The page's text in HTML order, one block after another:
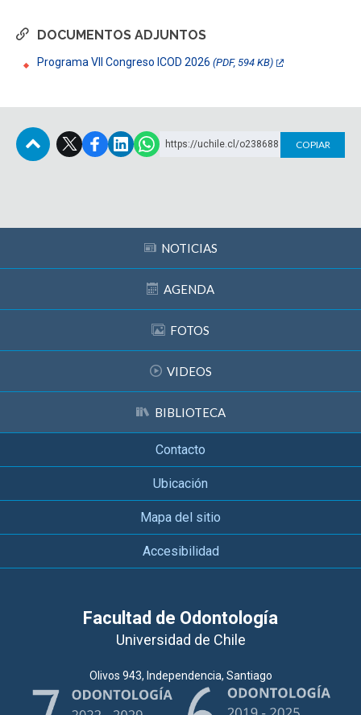
DOCUMENTOS ADJUNTOS
Programa VII Congreso ICOD 2026 (PDF, 594 KB)
https://uchile.cl/o238688 COPIAR
NOTICIAS
AGENDA
FOTOS
VIDEOS
BIBLIOTECA
Contacto
Ubicación
Mapa del sitio
Accesibilidad
Facultad de Odontología
Universidad de Chile
Olivos 943, Independencia, Santiago